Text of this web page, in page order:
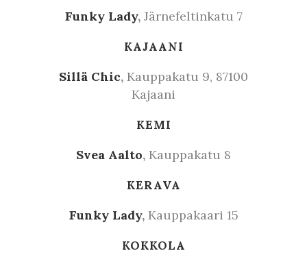
Funky Lady,Järnefeltinkatu 7
KAJAANI
Sillä Chic, Kauppakatu 9, 87100
Kajaani
KEMI
Svea Aalto, Kauppakatu 8
KERAVA
Funky Lady,Kauppakaari 15
KOKKOLA